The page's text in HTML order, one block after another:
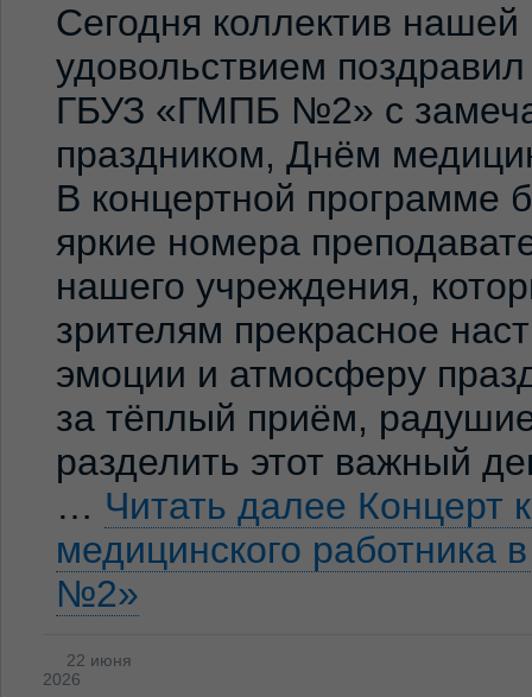
Сегодня коллектив
удовольствием
ГБУЗ «ГМПБ №2» с
праздником, Днём
В концертной программе
яркие номера
нашего учреждения,
зрителям прекрасное
эмоции и атмосферу
за тёплый приём,
разделить этот важный
… Читать далее Концерт
медицинского
№2»
22 июня
2026